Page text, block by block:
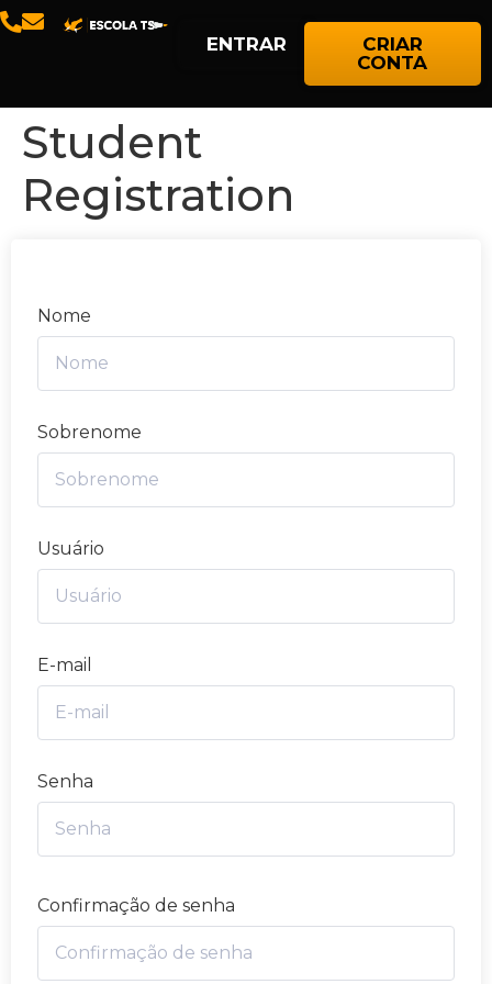
ENTRAR
CRIAR
CONTA
Student
Registration
Nome
Sobrenome
Usuário
E-mail
Senha
Confirmação de senha